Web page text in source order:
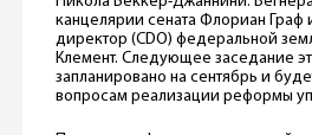
канцелярии сената Флориан Граф
директор (CDO) федеральной
Клемент. Следующее заседание
запланировано на сентябрь и
вопросам реализации реформы